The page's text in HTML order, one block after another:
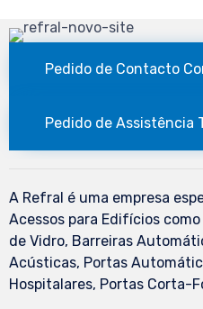
Pedido de Contacto
Pedido de Assistência
A Refral é uma empresa
Acessos para Edifícios
de Vidro, Barreiras
Acústicas, Portas
Hospitalares, Portas Corta-